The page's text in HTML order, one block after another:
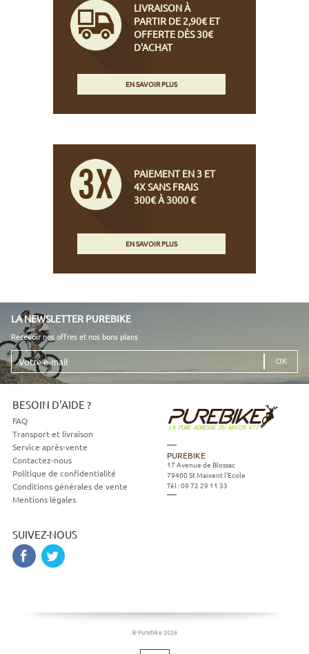
LIVRAISON À
PARTIR DE 2,90€ ET
OFFERTE DÈS 30€
D'ACHAT
EN SAVOIR PLUS
PAIEMENT EN 3 ET
4X SANS FRAIS
300€ À 3000 €
EN SAVOIR PLUS
LA NEWSLETTER PUREBIKE
Recevoir nos offres et nos bons plans
Votre
e-
mail
BESOIN D'AIDE ?
FAQ
Transport et livraison
Service après-vente
Contactez-nous
Politique de confidentialité
Conditions générales de vente
Mentions légales
SUIVEZ-NOUS
PUREBIKE
17 Avenue de Blossac
79400 St Maixent l'Ecole
Tél :09 72 29 11 33
© Purebike 2026